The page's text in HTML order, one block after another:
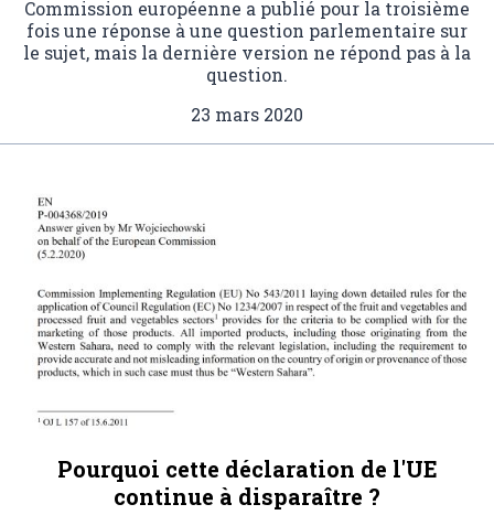
Commission européenne a publié pour la troisième
fois une réponse à une question parlementaire sur
le sujet, mais la dernière version ne répond pas à la
question.
23 mars 2020
Pourquoi cette déclaration de l'UE
continue à disparaître ?